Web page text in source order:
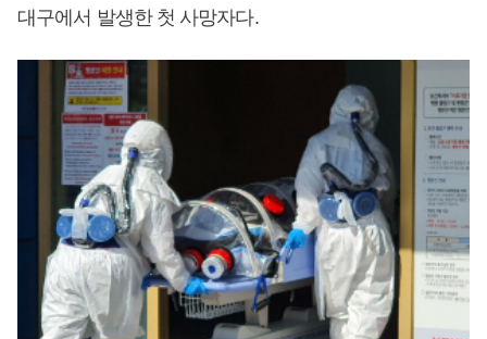
대구에서 발생한 첫 사망자다.